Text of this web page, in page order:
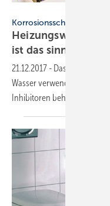
Korrosionsschäden
Heizungswasser
ist das sinnvoll?
21.12.2017 - Dass zum
Wasser verwendet wird ist
Inhibitoren behandelt